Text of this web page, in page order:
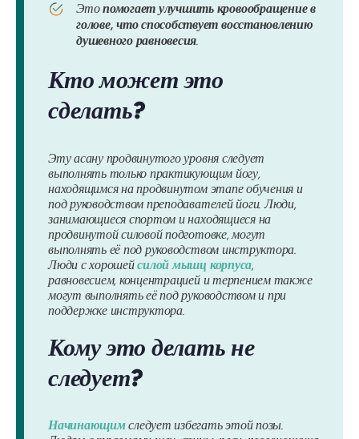
Этопомогает улучшить кровообращение в
голове, что способствует восстановлению
душевного равновесия.
Кто может это
сделать?
Эту асану продвинутого уровня следует
выполнять только практикующим йогу,
находящимся на продвинутом этапе обучения и
под руководством преподавателей йоги. Люди,
занимающиеся спортом и находящиеся на
продвинутой силовой подготовке, могут
выполнять её под руководством инструктора.
Люди с хорошейсилой мышц корпуса,
равновесием, концентрацией и терпением также
могут выполнять её под руководством и при
поддержке инструктора.
Кому это делать не
следует?
Начинающимследует избегать этой позы.